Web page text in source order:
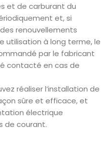
et de carburant du
et, si
renouvellements
utilisation à long terme, le
par le fabricant
contacté en cas de
réaliser l’installation de
sûre et efficace, et
électrique
de courant.